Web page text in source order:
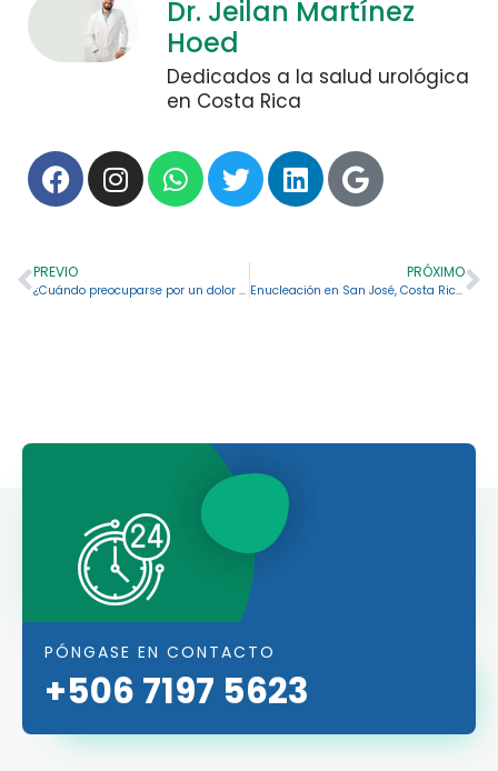
Dr. Jeilan Martínez
Hoed
Dedicados a la salud urológica
en Costa Rica
PREVIO
¿Cuándo preocuparse por un dolor de pelvis?
PRÓXIMO
Enucleación en San José, Costa Rica: aspectos clave que le gustará conocer
PÓNGASE EN CONTACTO
+506 7197 5623